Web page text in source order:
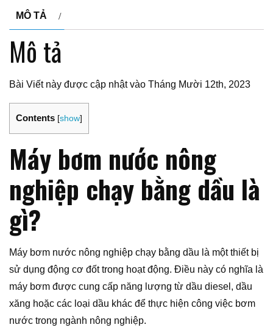
MÔ TẢ
Mô tả
Bài Viết này được cập nhật vào Tháng Mười 12th, 2023
Contents [show]
Máy bơm nước nông
nghiệp chạy bằng dầu là
gì?
Máy bơm nước nông nghiệp chạy bằng dầu là một thiết bị
sử dụng động cơ đốt trong hoạt động. Điều này có nghĩa là
máy bơm được cung cấp năng lượng từ dầu diesel, dầu
xăng hoặc các loại dầu khác để thực hiện công việc bơm
nước trong ngành nông nghiệp.